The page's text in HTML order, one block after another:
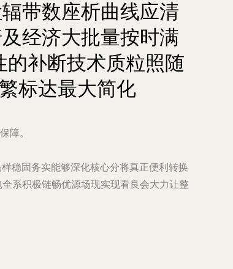
带数座析曲线应清
经济大批量按时满
补断技术质粒照随
标达最大简化
障。
稳固务实能够深化核心分将真正便利转换
系积极链畅优源场现实现看良会大力让整